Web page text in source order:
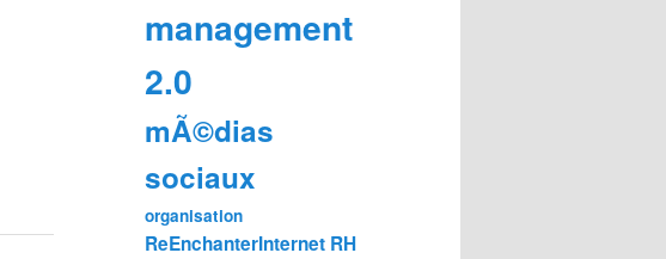
management
2.0
mÃ©dias
sociaux
organisation
ReEnchanterInternet RH